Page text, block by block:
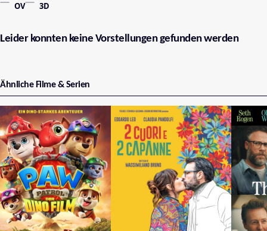
OV 3D
Leider konnten keine Vorstellungen gefunden werden
Ähnliche Filme & Serien